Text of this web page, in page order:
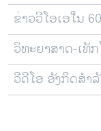
ຂ່າວວີໂອເອໃນ
ວິທະຍາສາດ-ເທັ
ວີດີໂອ ອັງກິດສຳ